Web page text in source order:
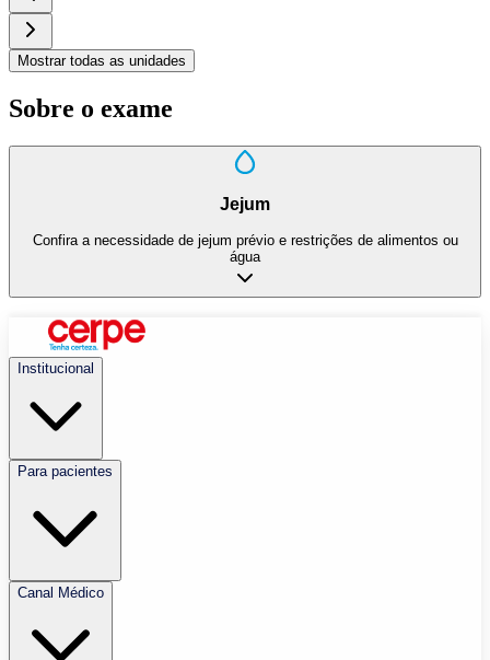
Mostrar todas as unidades
Sobre o exame
Jejum
Confira a necessidade de jejum prévio e restrições de alimentos ou
água
Institucional
Para pacientes
Canal Médico